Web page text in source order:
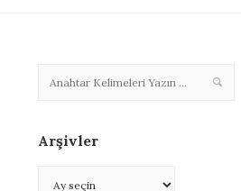
Arşivler